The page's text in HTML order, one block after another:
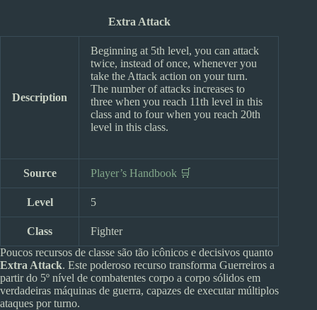
Extra Attack
Description
Beginning at 5th level, you can attack
twice, instead of once, whenever you
take the Attack action on your turn.
The number of attacks increases to
three when you reach 11th level in this
class and to four when you reach 20th
level in this class.
Source Player’s Handbook 🛒
Level 5
Class
Fighter
Poucos recursos de classe são tão icônicos e decisivos quanto
Extra Attack. Este poderoso recurso transforma Guerreiros a
partir do 5º nível de combatentes corpo a corpo sólidos em
verdadeiras máquinas de guerra, capazes de executar múltiplos
ataques por turno.